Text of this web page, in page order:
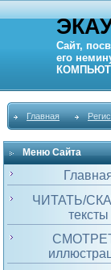
Сайт,
его
Главная
Меню Сайта
ЧИТАТЬ/
тексты